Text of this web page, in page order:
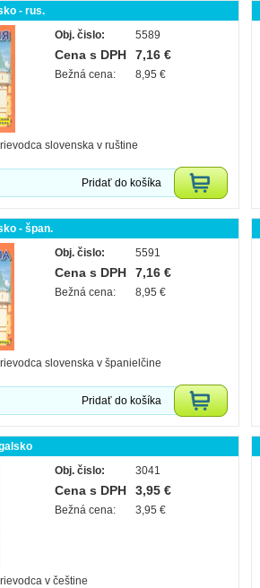
- rus.
Obj. čislo:
5589
Cena s DPH 7,16 €
Bežná cena: 8,95 €
slovenska v ruštine
Pridať do košíka
- špan.
Obj. čislo:
5591
Cena s DPH 7,16 €
Bežná cena: 8,95 €
slovenska v španielčine
Pridať do košíka
Obj. čislo:
3041
Cena s DPH 3,95 €
Bežná cena: 3,95 €
v češtine